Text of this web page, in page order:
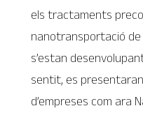
els tractaments
nanotransportació
s’estan
sentit, es
d’empreses com ara